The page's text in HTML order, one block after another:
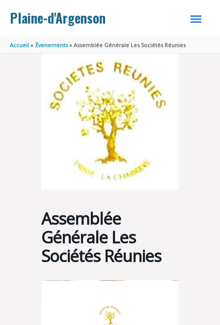
Plaine-d'Argenson
MENU
Accueil Évenements Assemblée Générale Les Sociétés Réunies
Assemblée
Générale Les
Sociétés Réunies